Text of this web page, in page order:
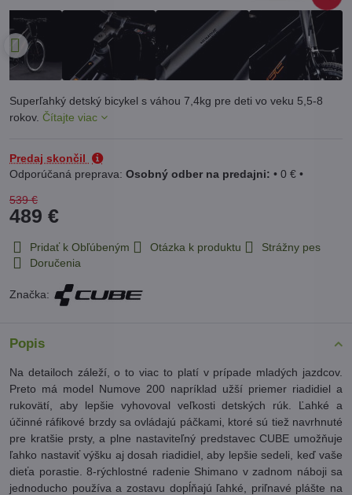
Superľahký detský bicykel s váhou 7,4kg pre deti vo veku 5,5-8
rokov. Čítajte viac
Predaj skončil
Osobný odber na predajni: • 0 € •
539 €
489 €
Pridať k Obľúbeným Otázka k produktu
Strážny pes
Doručenia
Značka:
Popis
Na detailoch záleží, o to viac to platí v prípade mladých jazdcov.
Preto má model Numove 200 napríklad užší priemer riadidiel a
rukovätí, aby lepšie vyhovoval veľkosti detských rúk. Ľahké a
účinné ráfikové brzdy sa ovládajú páčkami, ktoré sú tiež navrhnuté
pre kratšie prsty, a plne nastaviteľný predstavec CUBE umožňuje
ľahko nastaviť výšku aj dosah riadidiel, aby lepšie sedeli, keď vaše
dieťa porastie. 8-rýchlostné radenie Shimano v zadnom náboji sa
jednoducho používa a zostavu dopĺňajú ľahké, priľnavé plášte na